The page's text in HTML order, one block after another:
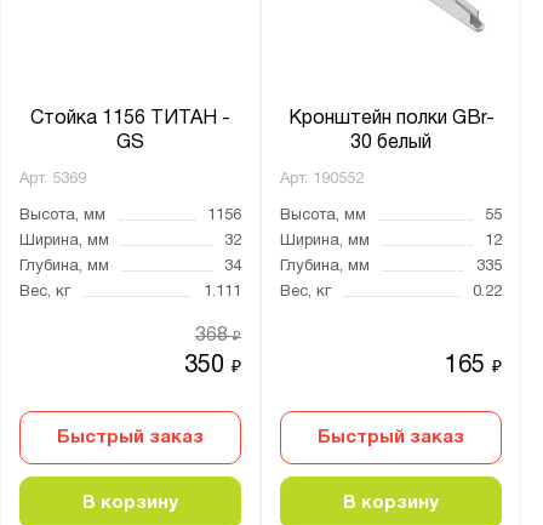
Стойка 1156 ТИТАН -
GS
Арт. 5369
Высота, мм
1156
Ширина, мм
32
Глубина, мм
34
Вес, кг
1.111
350₽
368₽
Быстрый заказ
В корзину
Кронштейн полки GBr-
30 белый
Арт. 190552
Высота, мм
55
Ширина, мм
12
Глубина, мм
335
Вес, кг
0.22
165₽
Быстрый заказ
В корзину